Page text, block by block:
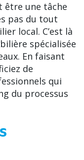
être une tâche
pas du tout
local. C’est là
spécialisée
En faisant
de
qui
du processus